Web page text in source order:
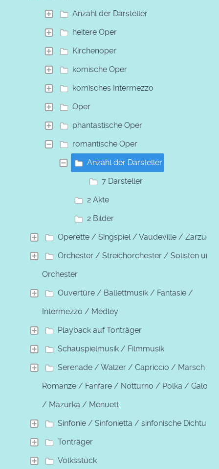
Anzahl der Darsteller
heitere Oper
Kirchenoper
komische Oper
komisches Intermezzo
Oper
phantastische Oper
romantische Oper
Anzahl der Darsteller
7 Darsteller
2 Akte
2 Bilder
Operette / Singspiel / Vaudeville / Zarzuela
Orchester / Streichorchester / Solisten und
Orchester
Ouvertüre / Ballettmusik / Fantasie /
Intermezzo / Medley
Playback auf Tonträger
Schauspielmusik / Filmmusik
Serenade / Walzer / Capriccio / Marsch /
Romanze / Fanfare / Notturno / Polka / Galopp
/ Mazurka / Menuett
Sinfonie / Sinfonietta / sinfonische Dichtung
Tonträger
Volksstück